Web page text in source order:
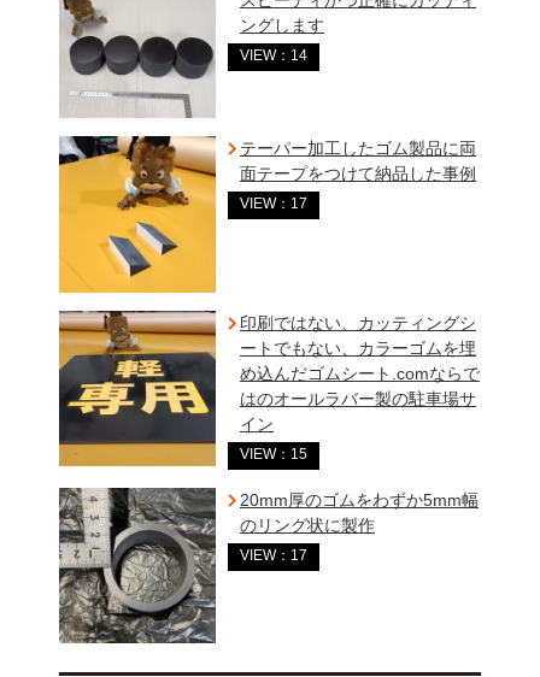
ングします
VIEW：14
テーパー加工したゴム製品に両
面テープをつけて納品した事例
VIEW：17
印刷ではない、カッティングシ
ートでもない、カラーゴムを埋
め込んだゴムシート.comならで
はのオールラバー製の駐車場サ
イン
VIEW：15
20mm厚のゴムをわずか5mm幅
のリング状に製作
VIEW：17